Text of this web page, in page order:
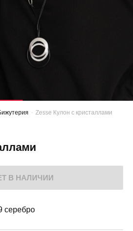
Zesse Кулон с кристаллами
В НАЛИЧИИ
серебро